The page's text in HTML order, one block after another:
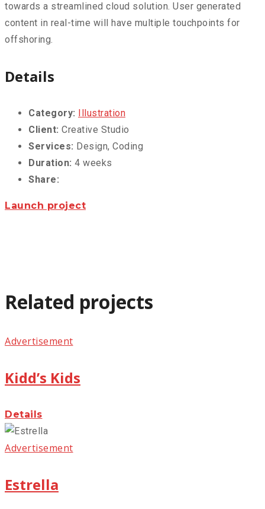
towards a streamlined cloud solution. User generated
content in real-time will have multiple touchpoints for
offshoring.
Details
Category: Illustration
Client: Creative Studio
Services: Design, Coding
Duration: 4 weeks
Share:
Launch project
Related projects
Advertisement
Kidd’s Kids
Details
Advertisement
Estrella